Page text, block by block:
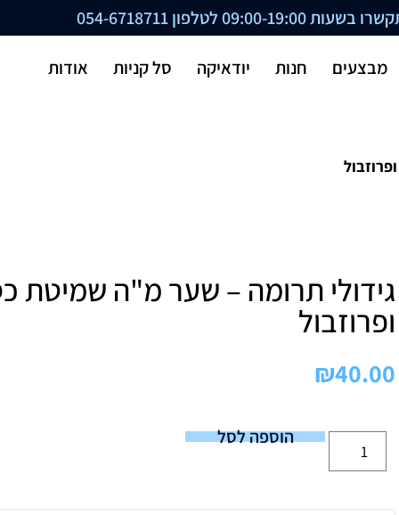
09:00-19:00 לטלפון 054-6718711
מבצעים חנות יודאיקה סל קניות אודות
גידולי תרומה – שער מ"ה שמיטת
ופרוזבול
₪40.00
הוספה לסל